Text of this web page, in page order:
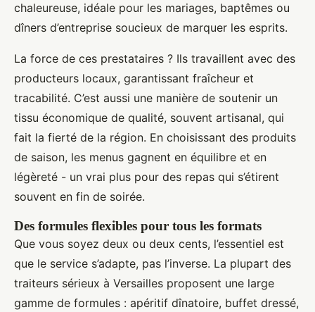
chaleureuse, idéale pour les mariages, baptêmes ou
dîners d’entreprise soucieux de marquer les esprits.
La force de ces prestataires ? Ils travaillent avec des
producteurs locaux, garantissant fraîcheur et
tracabilité. C’est aussi une manière de soutenir un
tissu économique de qualité, souvent artisanal, qui
fait la fierté de la région. En choisissant des produits
de saison, les menus gagnent en équilibre et en
légèreté - un vrai plus pour des repas qui s’étirent
souvent en fin de soirée.
Des formules flexibles pour tous les formats
Que vous soyez deux ou deux cents, l’essentiel est
que le service s’adapte, pas l’inverse. La plupart des
traiteurs sérieux à Versailles proposent une large
gamme de formules : apéritif dînatoire, buffet dressé,